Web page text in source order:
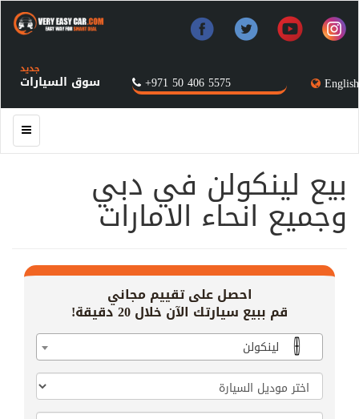
English
+971 50 406 5575 سوق السيارات
جديد
بيع لينكولن في دبي
وجميع انحاء الامارات
احصل على تقييم مجاني
قم ببيع سيارتك الآن خلال 20 دقيقة!
لينكولن